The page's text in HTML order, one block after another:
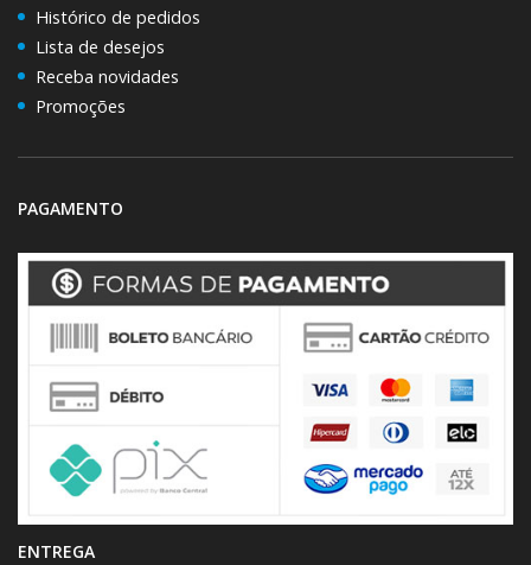
Histórico de pedidos
Lista de desejos
Receba novidades
Promoções
PAGAMENTO
ENTREGA